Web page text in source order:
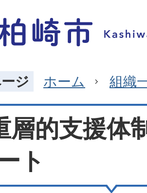
ジ ホーム 組織
層的支援体
ト